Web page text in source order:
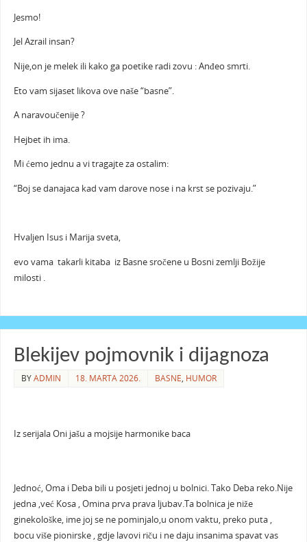
Jesmo!
Jel Azrail insan?
Nije,on je melek ili kako ga poetike radi zovu : Anđeo smrti.
Eto vam sijaset likova ove naše “basne”.
A naravoučenije ?
Hejbet ih ima.
Mi ćemo jednu a vi tragajte za ostalim:
“Boj se danajaca kad vam darove nose i na krst se pozivaju.”
Hvaljen Isus i Marija sveta,
evo vama takarli kitaba iz Basne sročene u Bosni zemlji Božije
milosti .
Blekijev pojmovnik i dijagnoza
BYADMIN 18. MARTA 2026. BASNE, HUMOR
Iz serijala Oni jašu a mojsije harmonike baca
Jednoć, Oma i Deba bili u posjeti jednoj u bolnici. Tako Deba reko.Nije
jedna ,već Kosa , Omina prva prava ljubav.Ta bolnica je niže
ginekološke, ime joj se ne pominjalo,u onom vaktu, preko puta ,
bocu više pionirske , gdje lavovi riču i ne daju insanima spavat vas